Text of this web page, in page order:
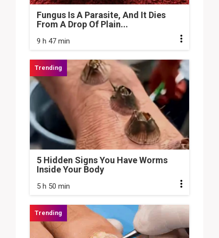
Fungus Is A Parasite, And It Dies
From A Drop Of Plain...
9 h 47 min
5 Hidden Signs You Have Worms
Inside Your Body
5 h 50 min